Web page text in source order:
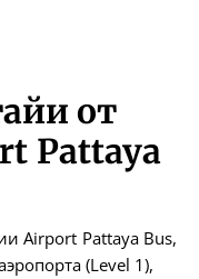
от
Pattaya
Airport Pattaya Bus,
(Level 1),